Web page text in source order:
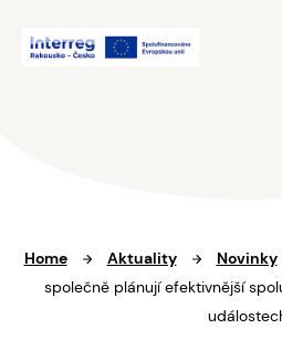
Home Aktuality Novinky
společně plánují efektivnější